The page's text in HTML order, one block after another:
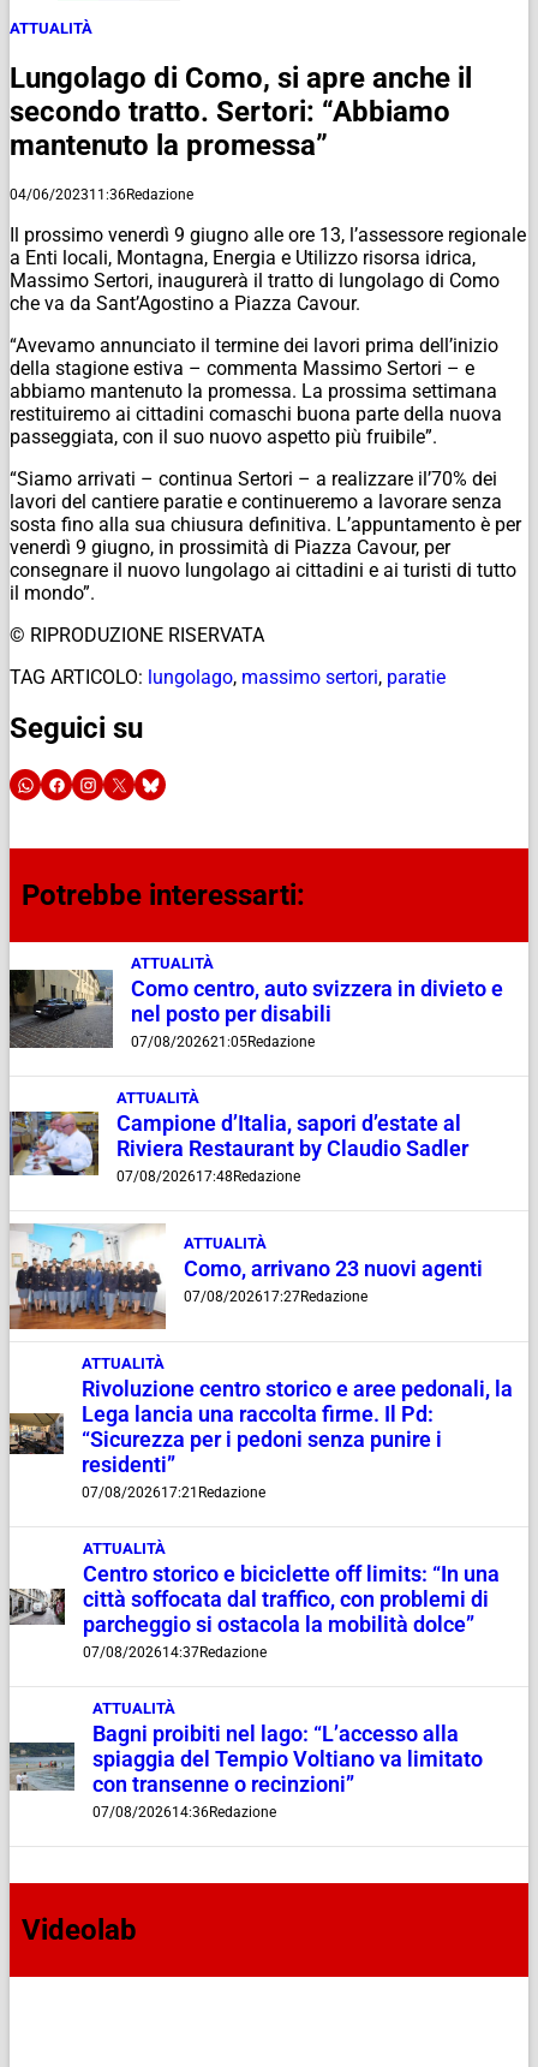
ATTUALITÀ
Lungolago di Como, si apre anche il
secondo tratto. Sertori: “Abbiamo
mantenuto la promessa”
04/06/202311:36Redazione
Il prossimo venerdì 9 giugno alle ore 13, l’assessore regionale
a Enti locali, Montagna, Energia e Utilizzo risorsa idrica,
Massimo Sertori, inaugurerà il tratto di lungolago di Como
che va da Sant’Agostino a Piazza Cavour.
“Avevamo annunciato il termine dei lavori prima dell’inizio
della stagione estiva – commenta Massimo Sertori – e
abbiamo mantenuto la promessa. La prossima settimana
restituiremo ai cittadini comaschi buona parte della nuova
passeggiata, con il suo nuovo aspetto più fruibile”.
“Siamo arrivati – continua Sertori – a realizzare il’70% dei
lavori del cantiere paratie e continueremo a lavorare senza
sosta fino alla sua chiusura definitiva. L’appuntamento è per
venerdì 9 giugno, in prossimità di Piazza Cavour, per
consegnare il nuovo lungolago ai cittadini e ai turisti di tutto
il mondo”.
© RIPRODUZIONE RISERVATA
TAG ARTICOLO: lungolago, massimo sertori, paratie
Seguici su
Potrebbe interessarti:
ATTUALITÀ
Como centro, auto svizzera in divieto e
nel posto per disabili
07/08/202621:05Redazione
ATTUALITÀ
Campione d’Italia, sapori d’estate al
Riviera Restaurant by Claudio Sadler
07/08/202617:48 Redazione
ATTUALITÀ
Como, arrivano 23 nuovi agenti
07/08/202617:27Redazione
ATTUALITÀ
Rivoluzione centro storico e aree pedonali, la
Lega lancia una raccolta firme. Il Pd:
“Sicurezza per i pedoni senza punire i
residenti”
07/08/202617:21 Redazione
ATTUALITÀ
Centro storico e biciclette off limits: “In una
città soffocata dal traffico, con problemi di
parcheggio si ostacola la mobilità dolce”
07/08/202614:37Redazione
ATTUALITÀ
Bagni proibiti nel lago: “L’accesso alla
spiaggia del Tempio Voltiano va limitato
con transenne o recinzioni”
07/08/202614:36Redazione
Videolab